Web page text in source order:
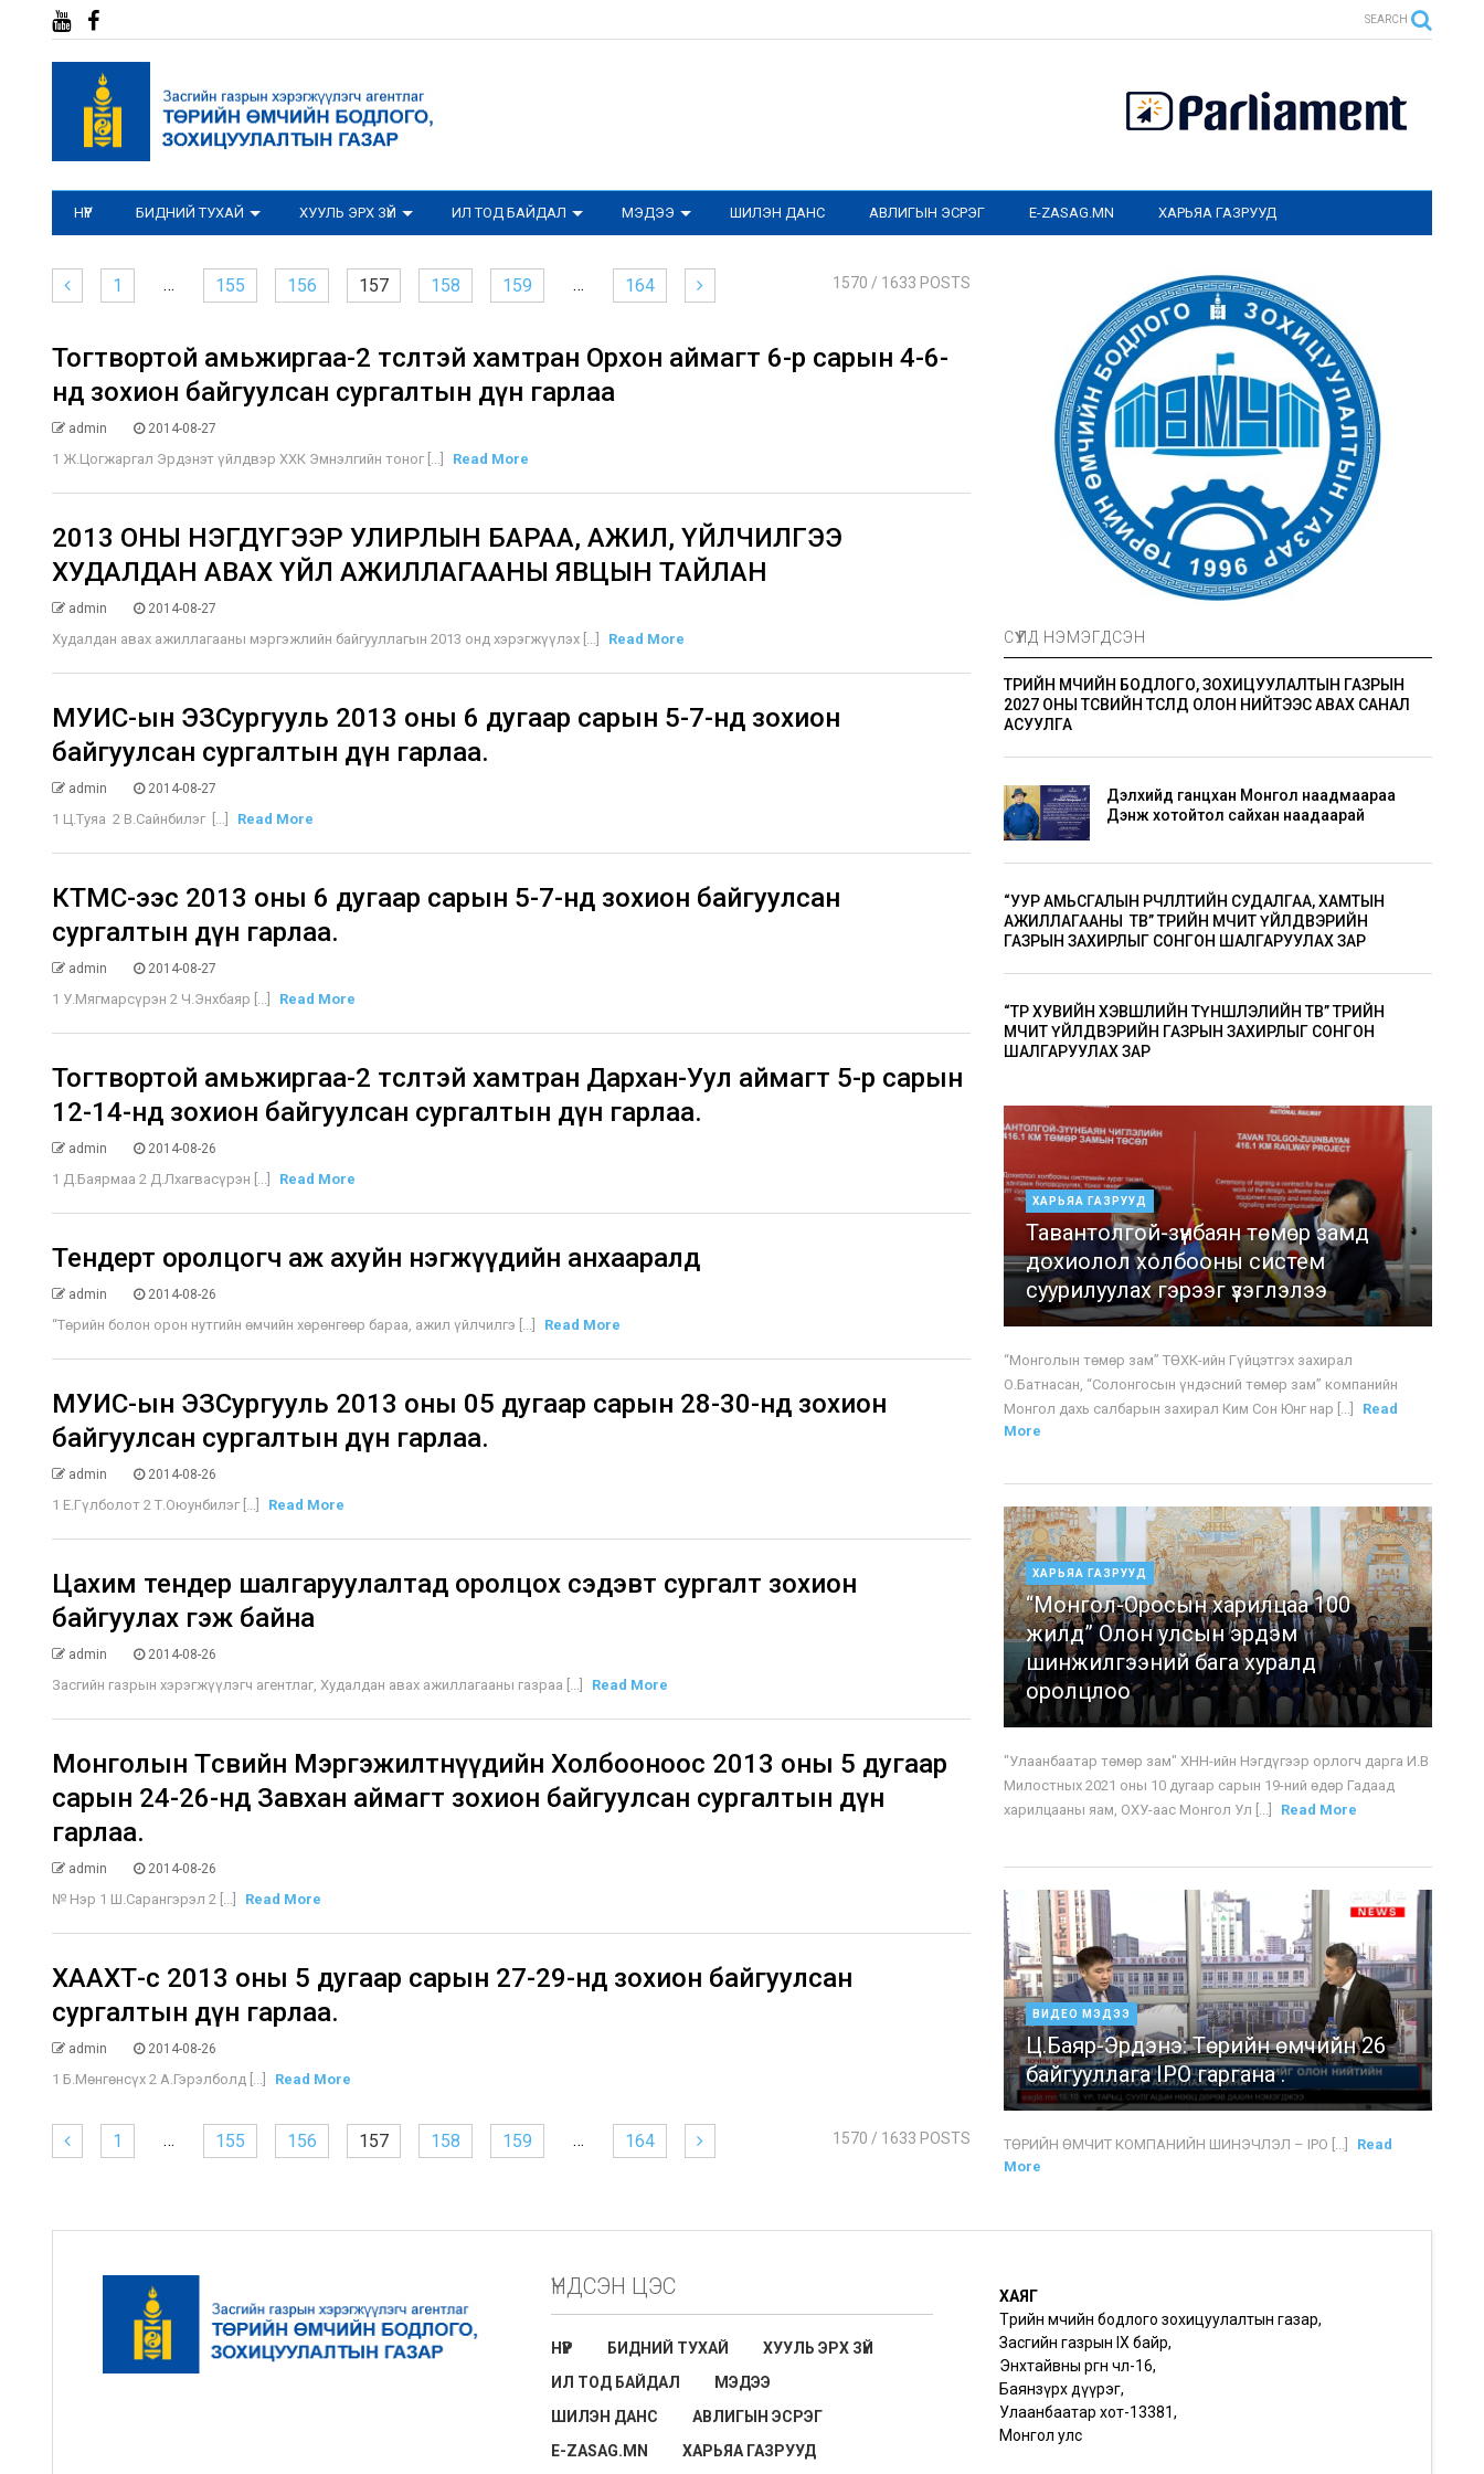
SEARCH
НҮҮР БИДНИЙ ТУХАЙ ХУУЛЬ ЭРХ ЗҮЙ ИЛ ТОД БАЙДАЛ МЭДЭЭ ШИЛЭН ДАНС АВЛИГЫН ЭСРЭГ E-ZASAG.MN ХАРЬЯА ГАЗРУУД
1 … 155 156 157 158 159 … 164 1570 / 1633 POSTS
Тогтвортой амьжиргаа-2 төсөлтэй хамтран Орхон аймагт 6-р сарын 4-6-
нд зохион байгуулсан сургалтын дүн гарлаа
admin 2014-08-27
1 Ж.Цогжаргал Эрдэнэт үйлдвэр ХХК Эмнэлгийн тоног [...] Read More
2013 ОНЫ НЭГДҮГЭЭР УЛИРЛЫН БАРАА, АЖИЛ, ҮЙЛЧИЛГЭЭ
ХУДАЛДАН АВАХ ҮЙЛ АЖИЛЛАГААНЫ ЯВЦЫН ТАЙЛАН
admin 2014-08-27
Худалдан авах ажиллагааны мэргэжлийн байгууллагын 2013 онд хэрэгжүүлэх [...] Read More
МУИС-ын ЭЗСургууль 2013 оны 6 дугаар сарын 5-7-нд зохион
байгуулсан сургалтын дүн гарлаа.
admin 2014-08-27
1 Ц.Туяа 2 В.Сайнбилэг [...] Read More
КТМС-ээс 2013 оны 6 дугаар сарын 5-7-нд зохион байгуулсан
сургалтын дүн гарлаа.
admin 2014-08-27
1 У.Мягмарсүрэн 2 Ч.Энхбаяр [...] Read More
Тогтвортой амьжиргаа-2 төсөлтэй хамтран Дархан-Уул аймагт 5-р сарын
12-14-нд зохион байгуулсан сургалтын дүн гарлаа.
admin 2014-08-26
1 Д.Баярмаа 2 Д.Лхагвасүрэн [...] Read More
Тендерт оролцогч аж ахуйн нэгжүүдийн анхааралд
admin 2014-08-26
“Төрийн болон орон нутгийн өмчийн хөрөнгөөр бараа, ажил үйлчилгэ [...] Read More
МУИС-ын ЭЗСургууль 2013 оны 05 дугаар сарын 28-30-нд зохион
байгуулсан сургалтын дүн гарлаа.
admin 2014-08-26
1 Е.Гүлболот 2 Т.Оюунбилэг [...] Read More
Цахим тендер шалгаруулалтад оролцох сэдэвт сургалт зохион
байгуулах гэж байна
admin 2014-08-26
Засгийн газрын хэрэгжүүлэгч агентлаг, Худалдан авах ажиллагааны газраа [...] Read More
Монголын Төсвийн Мэргэжилтнүүдийн Холбооноос 2013 оны 5 дугаар
сарын 24-26-нд Завхан аймагт зохион байгуулсан сургалтын дүн
гарлаа.
admin 2014-08-26
№ Нэр 1 Ш.Сарангэрэл 2 [...] Read More
ХААХТ-өөс 2013 оны 5 дугаар сарын 27-29-нд зохион байгуулсан
сургалтын дүн гарлаа.
admin 2014-08-26
1 Б.Мөнгөнсүх 2 А.Гэрэлболд [...] Read More
1 … 155 156 157 158 159 … 164 1570 / 1633 POSTS
СҮҮЛД НЭМЭГДСЭН
ТӨРИЙН ӨМЧИЙН БОДЛОГО, ЗОХИЦУУЛАЛТЫН ГАЗРЫН
2027 ОНЫ ТӨСВИЙН ТӨСӨЛД ОЛОН НИЙТЭЭС АВАХ САНАЛ
АСУУЛГА
Дэлхийд ганцхан Монгол наадмаараа
Дэнж хотойтол сайхан наадаарай
“УУР АМЬСГАЛЫН ӨӨРЧЛӨЛТИЙН СУДАЛГАА, ХАМТЫН
АЖИЛЛАГААНЫ ТӨВ” ТӨРИЙН ӨМЧИТ ҮЙЛДВЭРИЙН
ГАЗРЫН ЗАХИРЛЫГ СОНГОН ШАЛГАРУУЛАХ ЗАР
“ТӨР ХУВИЙН ХЭВШЛИЙН ТҮНШЛЭЛИЙН ТӨВ” ТӨРИЙН
ӨМЧИТ ҮЙЛДВЭРИЙН ГАЗРЫН ЗАХИРЛЫГ СОНГОН
ШАЛГАРУУЛАХ ЗАР
ХАРЬЯА ГАЗРУУД
Тавантолгой-зүүнбаян төмөр замд
дохиолол холбооны систем
суурилуулах гэрээг үзэглэлээ
“Монголын төмөр зам” ТӨХК-ийн Гүйцэтгэх захирал
О.Батнасан, “Солонгосын үндэсний төмөр зам” компанийн
Монгол дахь салбарын захирал Ким Сон Юнг нар [...]
Read
More
ХАРЬЯА ГАЗРУУД
“Монгол-Оросын харилцаа 100
жилд” Олон улсын эрдэм
шинжилгээний бага хуралд
оролцлоо
"Улаанбаатар төмөр зам" ХНН-ийн Нэгдүгээр орлогч дарга И.В
Милостных 2021 оны 10 дугаар сарын 19-ний өдөр Гадаад
харилцааны яам, ОХУ-аас Монгол Ул [...]
Read More
ВИДЕО МЭДЭЭ
Ц.Баяр-Эрдэнэ: Төрийн өмчийн 26
байгууллага IPO гаргана .
ТӨРИЙН ӨМЧИТ КОМПАНИЙН ШИНЭЧЛЭЛ – IPO [...]
Read
More
ҮНДСЭН ЦЭС
НҮҮР БИДНИЙ ТУХАЙ
ХУУЛЬ ЭРХ ЗҮЙ
ИЛ ТОД БАЙДАЛ
МЭДЭЭ
ШИЛЭН ДАНС
АВЛИГЫН ЭСРЭГ
E-ZASAG.MN
ХАРЬЯА ГАЗРУУД
ХАЯГ
Төрийн өмчийн бодлого зохицуулалтын газар,
Засгийн газрын IX байр,
Энхтайвны өргөн чөлөө-16,
Баянзүрх дүүрэг,
Улаанбаатар хот-13381,
Монгол улс